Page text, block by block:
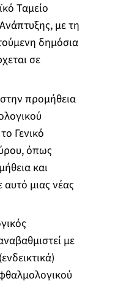
Ταμείο
με τη
δημόσια
σε
προμήθεια
Γενικό
όπως
και
μιας νέας
με